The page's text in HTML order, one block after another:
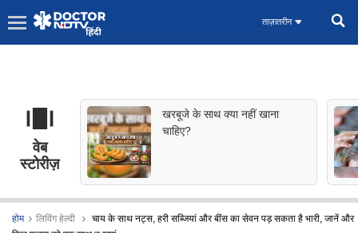
ताज़ातरीन
वेब
स्टोरीज़
खरबूजे के साथ क्या नहीं खाना
चाहिए?
होम लिविंग हेल्दी
चाय के साथ नट्स, हरी सब्जियां और बींस का सेवन पड़ सकता है भारी, जानें और